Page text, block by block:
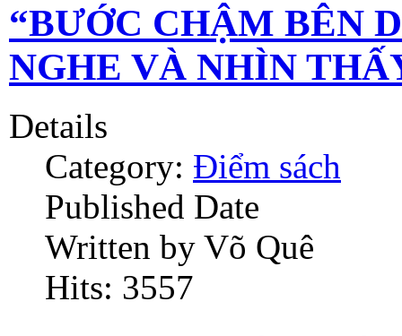
“BƯỚC CHẬM BÊN
NGHE VÀ NHÌN
Details
Category: Điểm sách
Published Date
Written by Võ Quê
Hits: 3557